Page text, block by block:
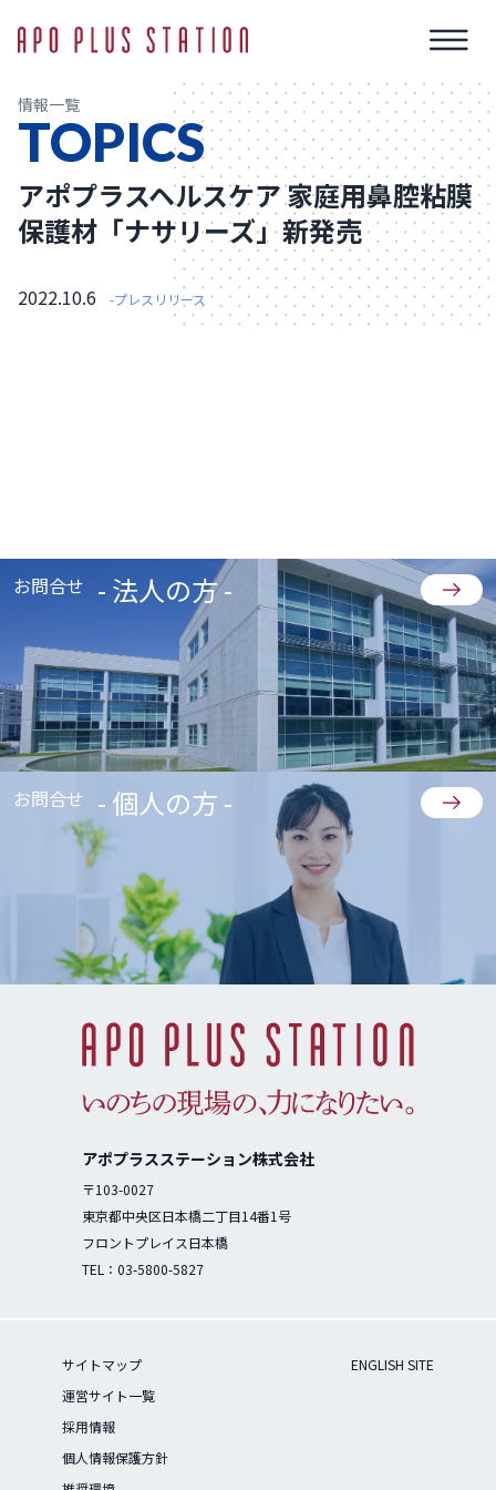
情報一覧
TOPICS
アポプラスヘルスケア 家庭用鼻腔粘膜
保護材「ナサリーズ」新発売
2022.10.6 -プレスリリース
お問合せ - 法人の方 -
お問合せ - 個人の方 -
アポプラスステーション株式会社
〒103-0027
東京都中央区日本橋二丁目14番1号
フロントプレイス日本橋
TEL： 03-5800-5827
サイトマップ
運営サイト一覧
採用情報
個人情報保護方針
ENGLISH SITE